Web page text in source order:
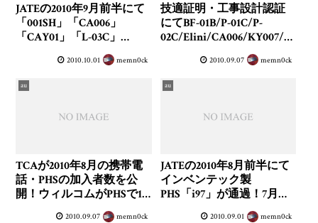
JATEの2010年9月前半にて
「001SH」「CA006」
「CAY01」「L-03C」
2010.10.01 memn0ck
技適証明・工事設計認証
にてBF-01B/P-01C/P-
02C/Elini/CA006/KY007/K
Y008/SHI03/SOY04/E31T/T
SX06/930SC/843SH/D41HW
などが通過
2010.09.07 memn0ck
au
TCAが2010年8月の携帯電
話・PHSの加入者数を公
開！ウィルコムがPHSで1
2010.09.07 memn0ck
au
JATEの2010年8月前半にて
インベンテック製
PHS「i97」が通過！7月分
に「SH009」「SH010」が
2010.09.01 memn0ck